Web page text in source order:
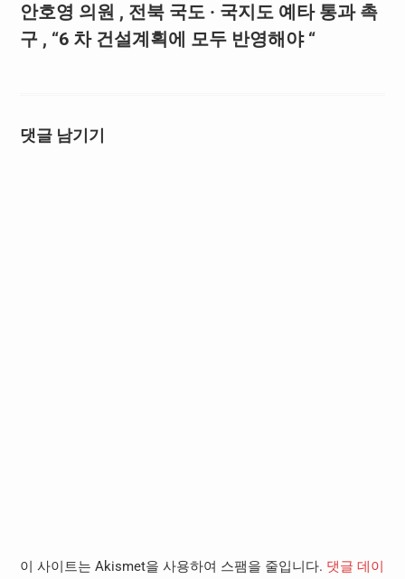
안호영 의원 , 전북 국도 · 국지도 예타 통과 촉
구 , “6 차 건설계획에 모두 반영해야 “
댓글 남기기
이 사이트는 Akismet을 사용하여 스팸을 줄입니다. 댓글 데이